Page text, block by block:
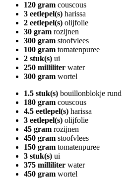
120 gram couscous
3 eetlepel(s) harissa
2 eetlepel(s) olijfolie
30 gram rozijnen
300 gram stoofvlees
100 gram tomatenpuree
2 stuk(s) ui
250 milliliter water
300 gram wortel
1.5 stuk(s) bouillonblokje rund
180 gram couscous
4.5 eetlepel(s) harissa
3 eetlepel(s) olijfolie
45 gram rozijnen
450 gram stoofvlees
150 gram tomatenpuree
3 stuk(s) ui
375 milliliter water
450 gram wortel